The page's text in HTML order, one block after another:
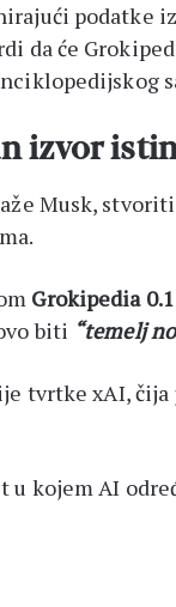
podatke
da će
izvor
Musk, stvoriti
Grokipedia 0.1
biti “temelj
tvrtke xAI, čija
u kojem AI